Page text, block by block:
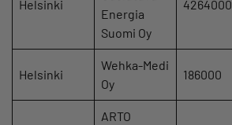
Helsinki
Energia
Suomi Oy
4264000
Helsinki
Wehka-Medi
Oy
186000
ARTO